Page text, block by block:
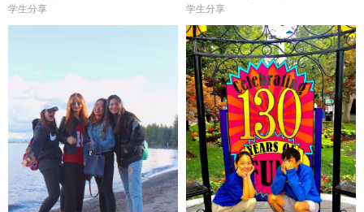
学生分享 学生分享